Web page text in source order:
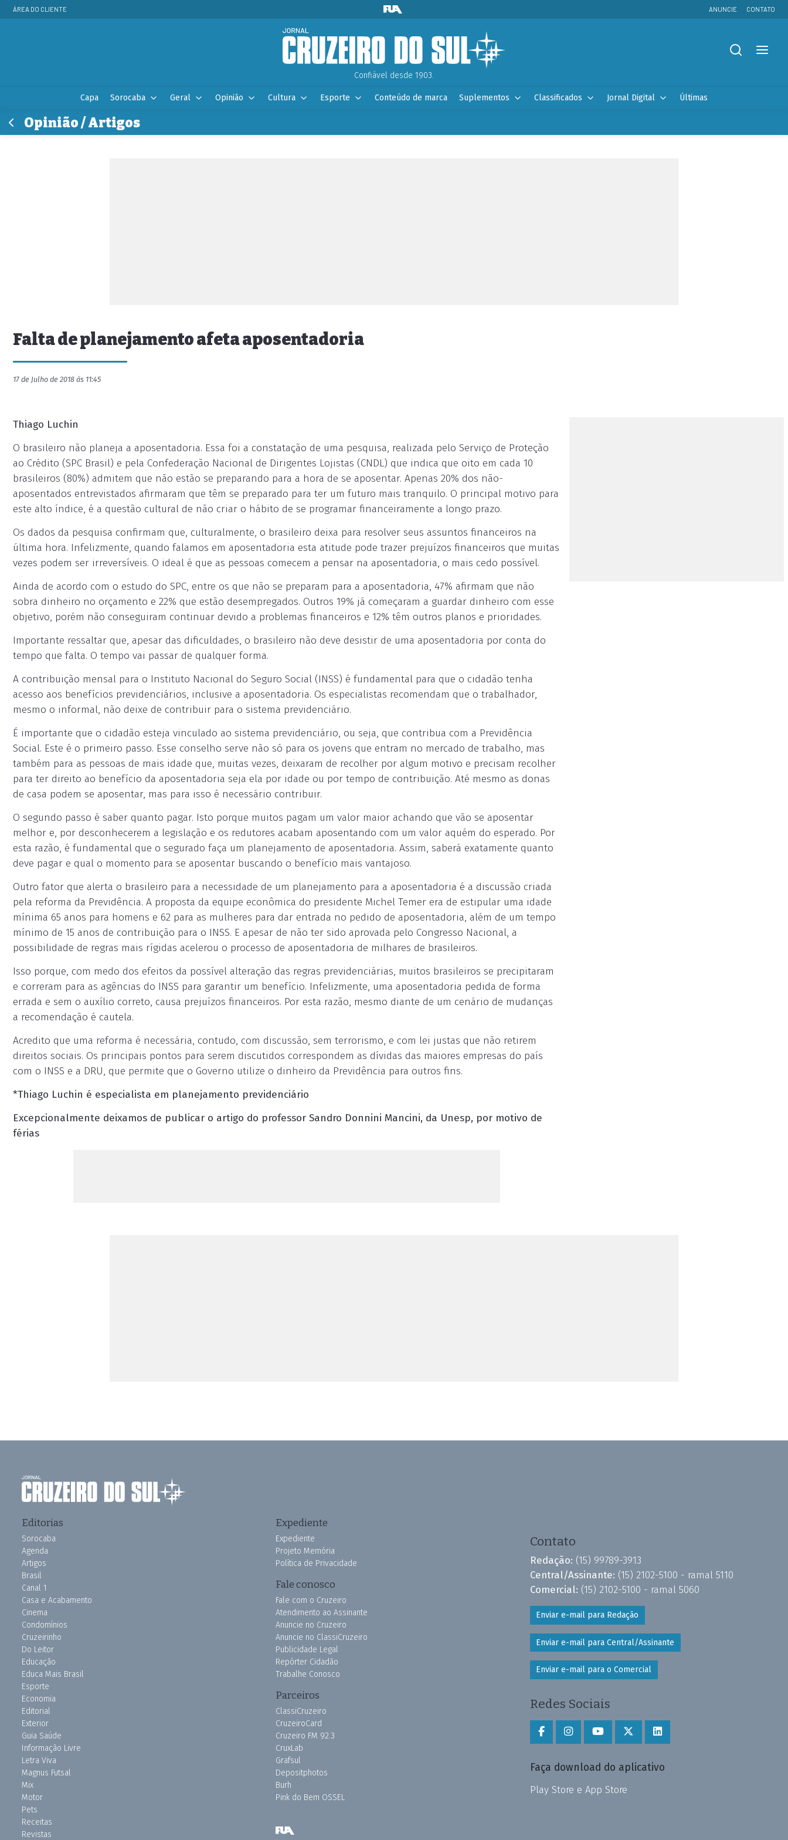
ÁREA DO CLIENTE ANUNCIE CONTATO
Confiável desde 1903.
Capa Sorocaba Geral Opinião Cultura Esporte Conteúdo de marca Suplementos Classificados Jornal Digital Últimas
Opinião / Artigos
Falta de planejamento afeta aposentadoria
17 de Julho de 2018 às 11:45
Thiago Luchin
O brasileiro não planeja a aposentadoria. Essa foi a constatação de uma pesquisa, realizada pelo Serviço de Proteção
ao Crédito (SPC Brasil) e pela Confederação Nacional de Dirigentes Lojistas (CNDL) que indica que oito em cada 10
brasileiros (80%) admitem que não estão se preparando para a hora de se aposentar. Apenas 20% dos não-
aposentados entrevistados afirmaram que têm se preparado para ter um futuro mais tranquilo. O principal motivo para
este alto índice, é a questão cultural de não criar o hábito de se programar financeiramente a longo prazo.
Os dados da pesquisa confirmam que, culturalmente, o brasileiro deixa para resolver seus assuntos financeiros na
última hora. Infelizmente, quando falamos em aposentadoria esta atitude pode trazer prejuízos financeiros que muitas
vezes podem ser irreversíveis. O ideal é que as pessoas comecem a pensar na aposentadoria, o mais cedo possível.
Ainda de acordo com o estudo do SPC, entre os que não se preparam para a aposentadoria, 47% afirmam que não
sobra dinheiro no orçamento e 22% que estão desempregados. Outros 19% já começaram a guardar dinheiro com esse
objetivo, porém não conseguiram continuar devido a problemas financeiros e 12% têm outros planos e prioridades.
Importante ressaltar que, apesar das dificuldades, o brasileiro não deve desistir de uma aposentadoria por conta do
tempo que falta. O tempo vai passar de qualquer forma.
A contribuição mensal para o Instituto Nacional do Seguro Social (INSS) é fundamental para que o cidadão tenha
acesso aos benefícios previdenciários, inclusive a aposentadoria. Os especialistas recomendam que o trabalhador,
mesmo o informal, não deixe de contribuir para o sistema previdenciário.
É importante que o cidadão esteja vinculado ao sistema previdenciário, ou seja, que contribua com a Previdência
Social. Este é o primeiro passo. Esse conselho serve não só para os jovens que entram no mercado de trabalho, mas
também para as pessoas de mais idade que, muitas vezes, deixaram de recolher por algum motivo e precisam recolher
para ter direito ao benefício da aposentadoria seja ela por idade ou por tempo de contribuição. Até mesmo as donas
de casa podem se aposentar, mas para isso é necessário contribuir.
O segundo passo é saber quanto pagar. Isto porque muitos pagam um valor maior achando que vão se aposentar
melhor e, por desconhecerem a legislação e os redutores acabam aposentando com um valor aquém do esperado. Por
esta razão, é fundamental que o segurado faça um planejamento de aposentadoria. Assim, saberá exatamente quanto
deve pagar e qual o momento para se aposentar buscando o benefício mais vantajoso.
Outro fator que alerta o brasileiro para a necessidade de um planejamento para a aposentadoria é a discussão criada
pela reforma da Previdência. A proposta da equipe econômica do presidente Michel Temer era de estipular uma idade
mínima 65 anos para homens e 62 para as mulheres para dar entrada no pedido de aposentadoria, além de um tempo
mínimo de 15 anos de contribuição para o INSS. E apesar de não ter sido aprovada pelo Congresso Nacional, a
possibilidade de regras mais rígidas acelerou o processo de aposentadoria de milhares de brasileiros.
Isso porque, com medo dos efeitos da possível alteração das regras previdenciárias, muitos brasileiros se precipitaram
e correram para as agências do INSS para garantir um benefício. Infelizmente, uma aposentadoria pedida de forma
errada e sem o auxílio correto, causa prejuízos financeiros. Por esta razão, mesmo diante de um cenário de mudanças
a recomendação é cautela.
Acredito que uma reforma é necessária, contudo, com discussão, sem terrorismo, e com lei justas que não retirem
direitos sociais. Os principais pontos para serem discutidos correspondem as dívidas das maiores empresas do país
com o INSS e a DRU, que permite que o Governo utilize o dinheiro da Previdência para outros fins.
*Thiago Luchin é especialista em planejamento previdenciário
Excepcionalmente deixamos de publicar o artigo do professor Sandro Donnini Mancini, da Unesp, por motivo de
férias
Editorias
Sorocaba
Agenda
Artigos
Brasil
Canal 1
Casa e Acabamento
Cinema
Condomínios
Cruzeirinho
Do Leitor
Educação
Educa Mais Brasil
Esporte
Economia
Editorial
Exterior
Guia Saúde
Informação Livre
Letra Viva
Magnus Futsal
Mix
Motor
Pets
Receitas
Revistas
Expediente
Expediente
Projeto Memória
Política de Privacidade
Fale conosco
Fale com o Cruzeiro
Atendimento ao Assinante
Anuncie no Cruzeiro
Anuncie no ClassiCruzeiro
Publicidade Legal
Repórter Cidadão
Trabalhe Conosco
Parceiros
ClassiCruzeiro
CruzeiroCard
Cruzeiro FM 92.3
CruxLab
Grafsul
Depositphotos
Burh
Pink do Bem OSSEL
Contato
Redação: (15) 99789-3913
Central/Assinante: (15) 2102-5100 - ramal 5110
Comercial: (15) 2102-5100 - ramal 5060
Enviar e-mail para Redação
Enviar e-mail para Central/Assinante
Enviar e-mail para o Comercial
Redes Sociais
Faça download do aplicativo
Play Store e App Store